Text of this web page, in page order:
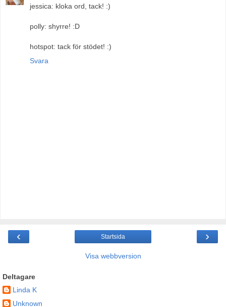
jessica: kloka ord, tack! :)
polly: shyrre! :D
hotspot: tack för stödet! :)
Svara
‹ ›
Startsida
Visa webbversion
Deltagare
Linda K
Unknown